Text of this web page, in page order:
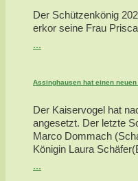
Der Schützenkönig
erkor seine Frau
...
Assinghausen hat einen
Der Kaiservogel hat
angesetzt. Der letzte
Marco Dommach
Königin Laura
...